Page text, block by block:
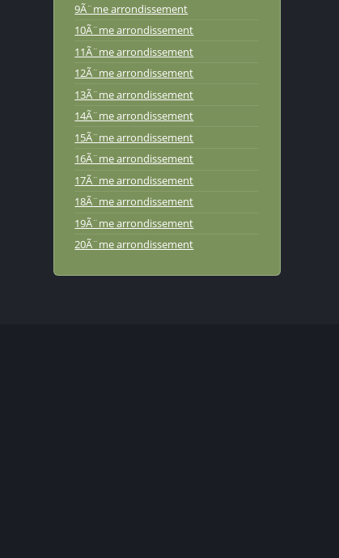
9Ã¨me arrondissement
10Ã¨me arrondissement
11Ã¨me arrondissement
12Ã¨me arrondissement
13Ã¨me arrondissement
14Ã¨me arrondissement
15Ã¨me arrondissement
16Ã¨me arrondissement
17Ã¨me arrondissement
18Ã¨me arrondissement
19Ã¨me arrondissement
20Ã¨me arrondissement